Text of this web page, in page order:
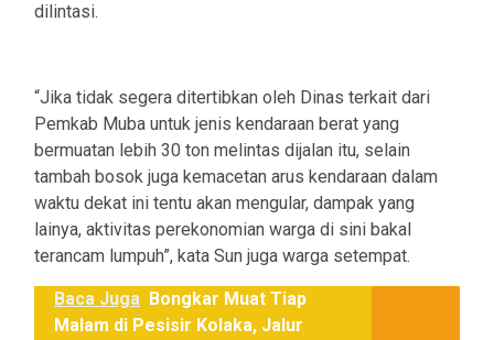
dilintasi.
“Jika tidak segera ditertibkan oleh Dinas terkait dari
Pemkab Muba untuk jenis kendaraan berat yang
bermuatan lebih 30 ton melintas dijalan itu, selain
tambah bosok juga kemacetan arus kendaraan dalam
waktu dekat ini tentu akan mengular, dampak yang
lainya, aktivitas perekonomian warga di sini bakal
terancam lumpuh”, kata Sun juga warga setempat.
Baca Juga Bongkar Muat Tiap
Malam di Pesisir Kolaka, Jalur